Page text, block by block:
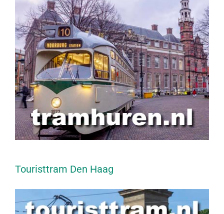
Touristtram Den Haag